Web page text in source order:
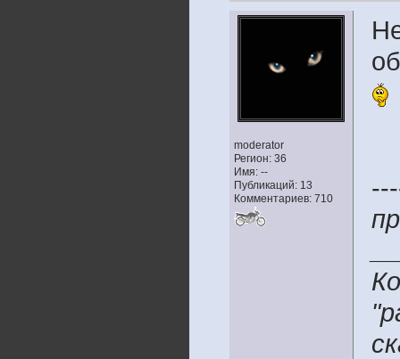
moderator
Регион: 36
Имя: --
Публикаций: 13
Комментариев: 710